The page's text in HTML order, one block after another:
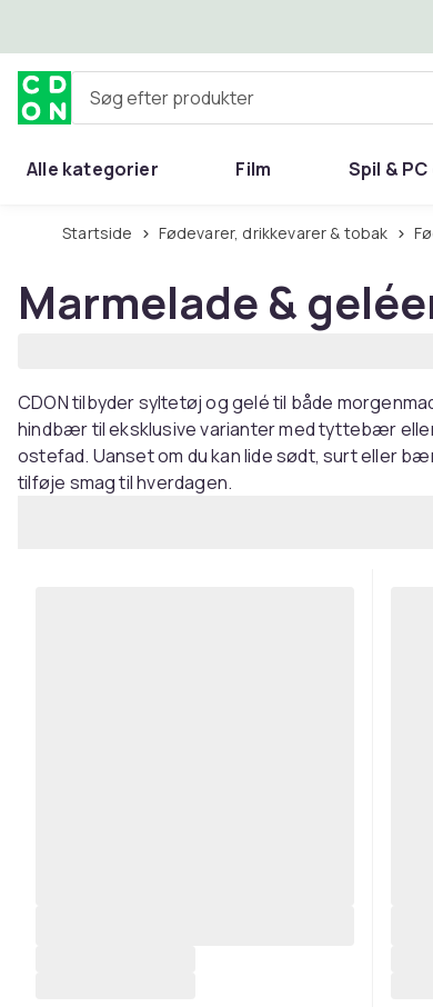
Søg efter produkter
Alle kategorier Film Spil &
Hjem & have
Startside Fødevarer, drikkevarer & tobak
Marmelade &
CDON tilbyder syltetøj og gelé til både
hindbær til eksklusive varianter med tyttebær
ostefad. Uanset om du kan lide sødt, surt eller
tilføje smag til hverdagen.